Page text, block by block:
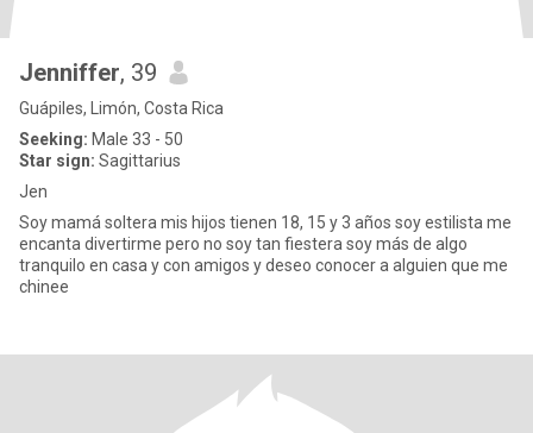
Jenniffer, 39
Guápiles, Limón, Costa Rica
Seeking: Male 33 - 50
Star sign: Sagittarius
Jen
Soy mamá soltera mis hijos tienen 18, 15 y 3 años soy estilista me
encanta divertirme pero no soy tan fiestera soy más de algo
tranquilo en casa y con amigos y deseo conocer a alguien que me
chinee